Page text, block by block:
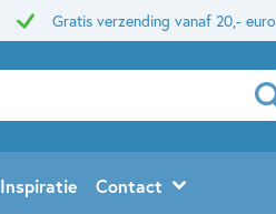
Gratis verzending vanaf 20,- euro
Inspiratie Contact